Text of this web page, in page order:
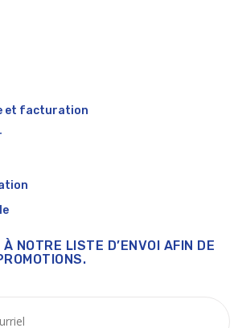
et facturation
NOTRE LISTE D’ENVOI AFIN DE